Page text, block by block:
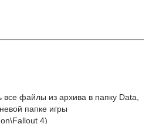
все файлы из архива в папку Data,
папке игры
4)